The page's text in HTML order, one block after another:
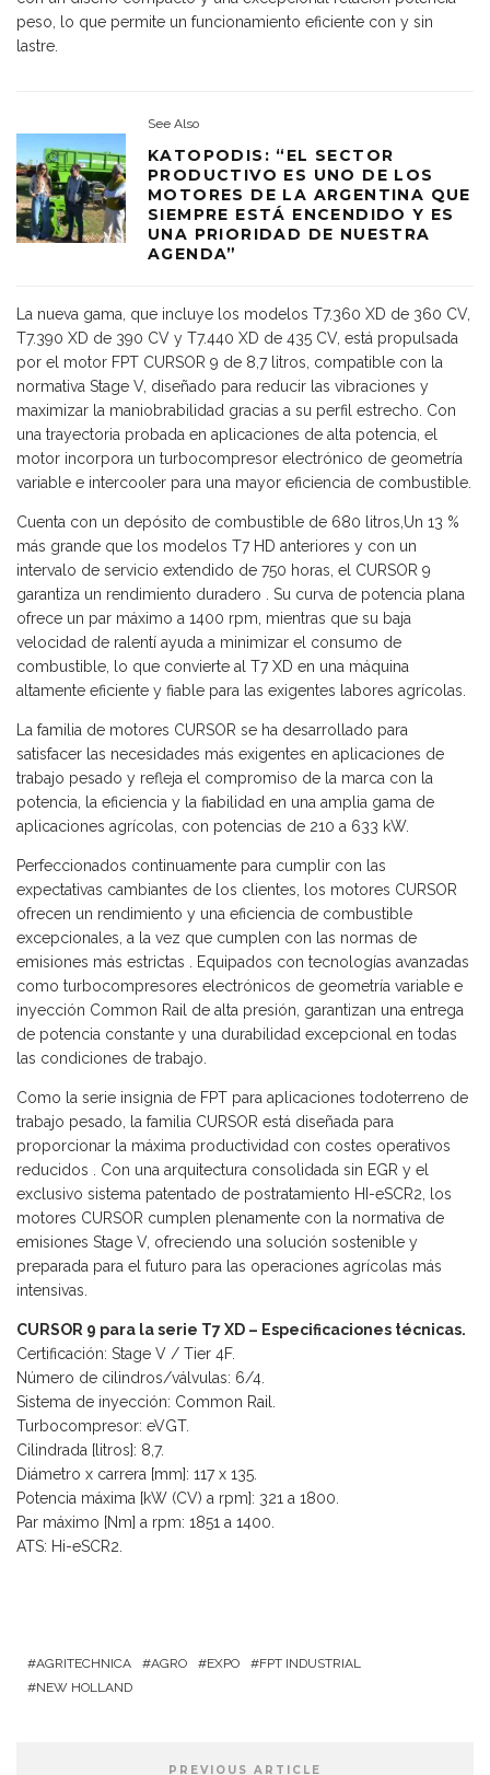
peso, lo que permite un funcionamiento eficiente con y sin
lastre.
See Also
KATOPODIS: “EL SECTOR
PRODUCTIVO ES UNO DE LOS
MOTORES DE LA ARGENTINA QUE
SIEMPRE ESTÁ ENCENDIDO Y ES
UNA PRIORIDAD DE NUESTRA
AGENDA”
La nueva gama, que incluye los modelos T7.360 XD de 360 ​​CV,
T7.390 XD de 390 CV y ​​T7.440 XD de 435 CV, está propulsada
por el motor FPT CURSOR 9 de 8,7 litros, compatible con la
normativa Stage V, diseñado para reducir las vibraciones y
maximizar la maniobrabilidad gracias a su perfil estrecho. Con
una trayectoria probada en aplicaciones de alta potencia, el
motor incorpora un turbocompresor electrónico de geometría
variable e intercooler para una mayor eficiencia de combustible.
Cuenta con un depósito de combustible de 680 litros,Un 13 %
más grande que los modelos T7 HD anteriores y con un
intervalo de servicio extendido de 750 horas, el CURSOR 9
garantiza un rendimiento duradero . Su curva de potencia plana
ofrece un par máximo a 1400 rpm, mientras que su baja
velocidad de ralentí ayuda a minimizar el consumo de
combustible, lo que convierte al T7 XD en una máquina
altamente eficiente y fiable para las exigentes labores agrícolas.
La familia de motores CURSOR se ha desarrollado para
satisfacer las necesidades más exigentes en aplicaciones de
trabajo pesado y refleja el compromiso de la marca con la
potencia, la eficiencia y la fiabilidad en una amplia gama de
aplicaciones agrícolas, con potencias de 210 a 633 kW.
Perfeccionados continuamente para cumplir con las
expectativas cambiantes de los clientes, los motores CURSOR
ofrecen un rendimiento y una eficiencia de combustible
excepcionales, a la vez que cumplen con las normas de
emisiones más estrictas . Equipados con tecnologías avanzadas
como turbocompresores electrónicos de geometría variable e
inyección Common Rail de alta presión, garantizan una entrega
de potencia constante y una durabilidad excepcional en todas
las condiciones de trabajo.
Como la serie insignia de FPT para aplicaciones todoterreno de
trabajo pesado, la familia CURSOR está diseñada para
proporcionar la máxima productividad con costes operativos
reducidos . Con una arquitectura consolidada sin EGR y el
exclusivo sistema patentado de postratamiento HI-eSCR2, los
motores CURSOR cumplen plenamente con la normativa de
emisiones Stage V, ofreciendo una solución sostenible y
preparada para el futuro para las operaciones agrícolas más
intensivas.
CURSOR 9 para la serie T7 XD – Especificaciones técnicas.
Certificación: Stage V / Tier 4F.
Número de cilindros/válvulas: 6/4.
Sistema de inyección: Common Rail.
Turbocompresor: eVGT.
Cilindrada [litros]: 8,7.
Diámetro x carrera [mm]: 117 x 135.
Potencia máxima [kW (CV) a rpm]: 321 a 1800.
Par máximo [Nm] a rpm: 1851 a 1400.
ATS: Hi-eSCR2.
AGRITECHNICA AGRO EXPO
FPT INDUSTRIAL
NEW HOLLAND
PREVIOUS ARTICLE